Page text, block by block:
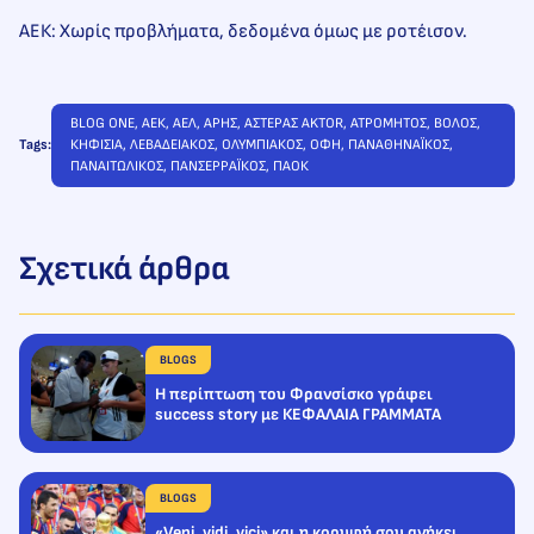
ΑΕΚ: Χωρίς προβλήματα, δεδομένα όμως με ροτέισον.
Tags:
BLOG ONE, ΑΕΚ, ΑΕΛ, ΑΡΗΣ, ΑΣΤΕΡΑΣ AKTOR, ΑΤΡΟΜΗΤΟΣ, ΒΟΛΟΣ
ΚΗΦΙΣΙΑ, ΛΕΒΑΔΕΙΑΚΟΣ, ΟΛΥΜΠΙΑΚΟΣ, ΟΦΗ, ΠΑΝΑΘΗΝΑΪΚΟΣ
ΠΑΝΑΙΤΩΛΙΚΟΣ, ΠΑΝΣΕΡΡΑΪΚΟΣ, ΠΑΟΚ
Σχετικά άρθρα
BLOGS
Η περίπτωση του Φρανσίσκο γράφει
success story με ΚΕΦΑΛΑΙΑ ΓΡΑΜΜΑΤΑ
BLOGS